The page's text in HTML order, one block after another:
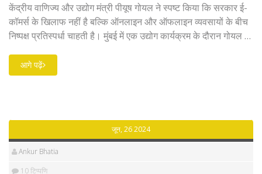
केंद्रीय वाणिज्य और उद्योग मंत्री पीयूष गोयल ने स्पष्ट किया कि सरकार ई-
कॉमर्स के खिलाफ नहीं है बल्कि ऑनलाइन और ऑफलाइन व्यवसायों के बीच
निष्पक्ष प्रतिस्पर्धा चाहती है। मुंबई में एक उद्योग कार्यक्रम के दौरान गोयल ने
लेकिन ई-कॉमर्स के तीव्र विकास से पारंपरिक रिटेल व्यवसायों में रोजगार का
नुकसान हो सकता है।
आगे पढ़ें
जून, 26 2024
Ankur Bhatia
10 टिप्पणि